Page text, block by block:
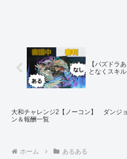
【パズドラ
となくスキ
大和チャレンジ2【ノーコン】 ダンジョ
ン＆報酬一覧
ホーム あるある